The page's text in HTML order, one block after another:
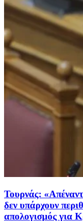
Τουρνάς:
δεν υπάρχουν
απολογισμός για